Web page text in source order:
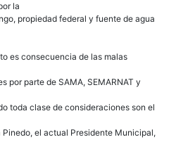
la
propiedad federal y fuente de agua
es consecuencia de las malas
por parte de SAMA, SEMARNAT y
toda clase de consideraciones son el
el actual Presidente Municipal,